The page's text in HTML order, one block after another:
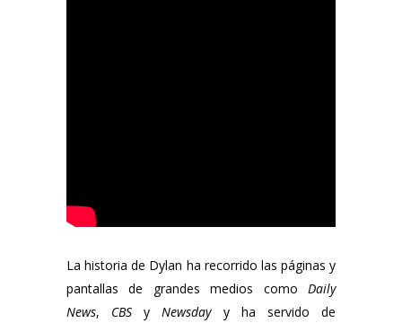
La historia de Dylan ha recorrido las páginas y
pantallas de grandes medios como Daily
News, CBSy Newsdayy ha servido de